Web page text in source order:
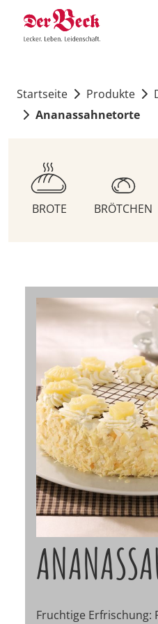
Startseite Produkte
Ananassahnetorte
BROTE BRÖTCHEN
Fruchtige Erfrischung: